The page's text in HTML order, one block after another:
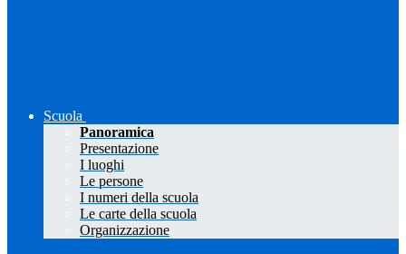
Scuola
Panoramica
Presentazione
I luoghi
Le persone
I numeri della scuola
Le carte della scuola
Organizzazione